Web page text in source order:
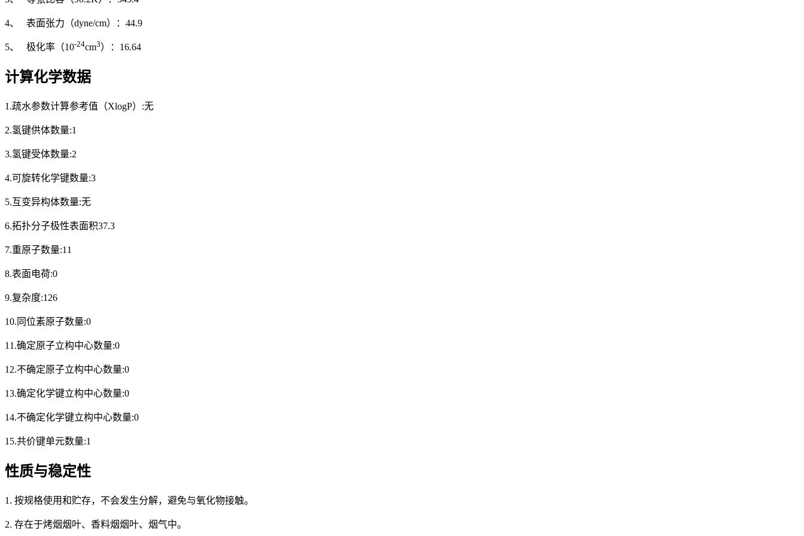
4、 表面张力（dyne/cm）：44.9
5、 极化率（10-24cm3）：16.64
计算化学数据
1.疏水参数计算参考值（XlogP）:无
2.氢键供体数量:1
3.氢键受体数量:2
4.可旋转化学键数量:3
5.互变异构体数量:无
6.拓扑分子极性表面积37.3
7.重原子数量:11
8.表面电荷:0
9.复杂度:126
10.同位素原子数量:0
11.确定原子立构中心数量:0
12.不确定原子立构中心数量:0
13.确定化学键立构中心数量:0
14.不确定化学键立构中心数量:0
15.共价键单元数量:1
性质与稳定性
1. 按规格使用和贮存，不会发生分解，避免与氧化物接触。
2. 存在于烤烟烟叶、香料烟烟叶、烟气中。